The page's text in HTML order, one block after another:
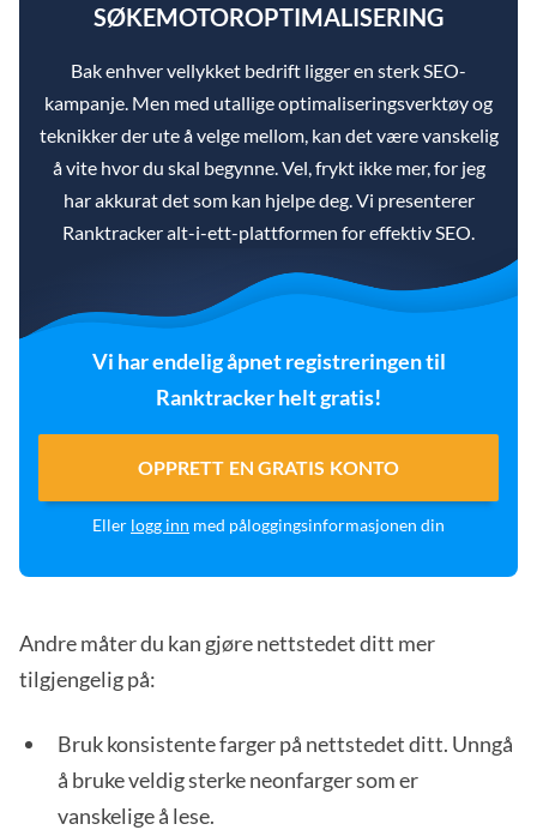
SØKEMOTOROPTIMALISERING
Bak enhver vellykket bedrift ligger en sterk SEO-
kampanje. Men med utallige optimaliseringsverktøy og
teknikker der ute å velge mellom, kan det være vanskelig
å vite hvor du skal begynne. Vel, frykt ikke mer, for jeg
har akkurat det som kan hjelpe deg. Vi presenterer
Ranktracker alt-i-ett-plattformen for effektiv SEO.
Vi har endelig åpnet registreringen til
Ranktracker helt gratis!
OPPRETT EN GRATIS KONTO
Eller logg inn med påloggingsinformasjonen din
Andre måter du kan gjøre nettstedet ditt mer
tilgjengelig på:
Bruk konsistente farger på nettstedet ditt. Unngå
å bruke veldig sterke neonfarger som er
vanskelige å lese.